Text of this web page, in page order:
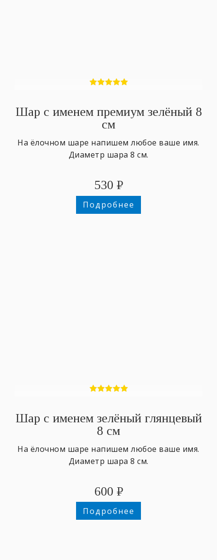
Шар с именем премиум зелёный 8
см
На ёлочном шаре напишем любое ваше имя.
Диаметр шара 8 см.
530 ₽
Подробнее
Шар с именем зелёный глянцевый
8 см
На ёлочном шаре напишем любое ваше имя.
Диаметр шара 8 см.
600 ₽
Подробнее